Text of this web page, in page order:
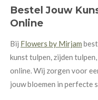
Bestel Jouw
Online
Bij Flowers by Mirjam
kunst tulpen, zijden
online. Wij zorgen voor
jouw bloemen in perfecte